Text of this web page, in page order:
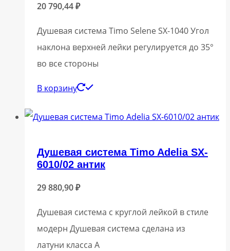
20 790,44₽
Душевая система Timo Selene SX-1040 Угол
наклона верхней лейки регулируется до 35°
во все стороны
В корзину
Душевая система Timo Adelia SX-
6010/02 антик
29 880,90₽
Душевая система с круглой лейкой в стиле
модерн Душевая система сделана из
латуни класса А